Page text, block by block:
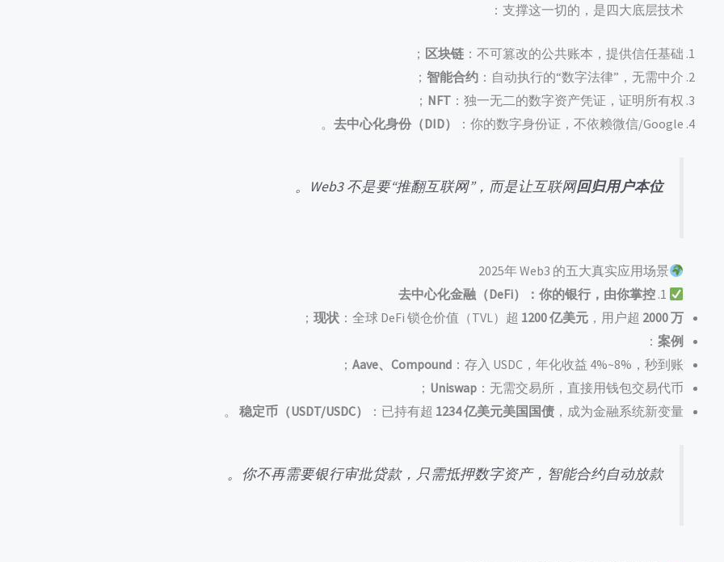
支撑这一切的，是四大底层技术：
区块链 ：不可篡改的公共账本，提供信任基础；
智能合约 ：自动执行的“数字法律”，无需中介；
NFT ：独一无二的数字资产凭证，证明所有权；
去中心化身份（DID）
：你的数字身份证，不依赖微信/Google。
Web3 不是要“推翻互联网”，而是让互联网回归用户本位
。
2025年 Web3 的五大真实应用场景
去中心化金融（DeFi）：你的银行，由你掌控
现状 ：全球 DeFi 锁仓价值（TVL）超 1200 亿美元 ，用户超 2000 万
；
案例
：
Aave、Compound ：存入 USDC，年化收益 4%~8%，秒到账；
Uniswap ：无需交易所，直接用钱包交易代币；
稳定币（USDT/USDC）
：已持有超 1234 亿美元美国国债 ，成为金融系统新变量 。
你不再需要银行审批贷款，只需抵押数字资产，智能合约自动放款。